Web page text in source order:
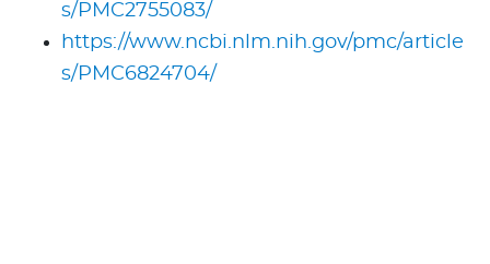
s/PMC2755083/
https://www.ncbi.nlm.nih.gov/pmc/article
s/PMC6824704/